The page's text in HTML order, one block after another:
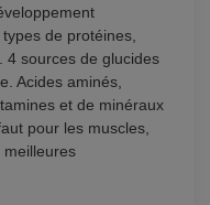
de protéines,
4 sources de glucides
Acides aminés,
et de minéraux
pour les muscles,
meilleures